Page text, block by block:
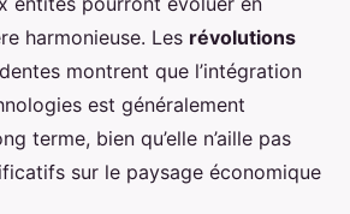
harmonieuse. Les révolutions
montrent que l’intégration
est généralement
terme, bien qu’elle n’aille pas
sur le paysage économique